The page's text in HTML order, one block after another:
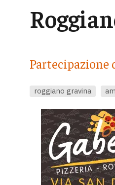
Partecipazione
roggiano gravina